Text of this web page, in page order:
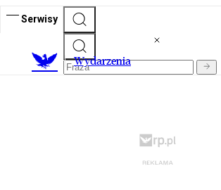
Serwisy
Wydarzenia